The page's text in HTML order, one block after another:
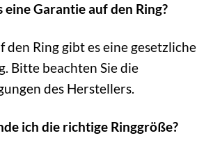
eine Garantie auf den Ring?
den Ring gibt es eine gesetzliche
Bitte beachten Sie die
des Herstellers.
ich die richtige Ringgröße?